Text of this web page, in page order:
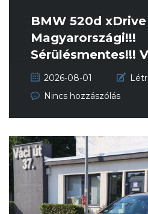
BMW 520d
Magyarországi!!!
Sérülésmentes!!!
szervizkö...
2026-08-01
Nincs hozzászólás